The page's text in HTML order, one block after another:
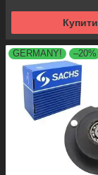
Купити
GERMANY! –20%